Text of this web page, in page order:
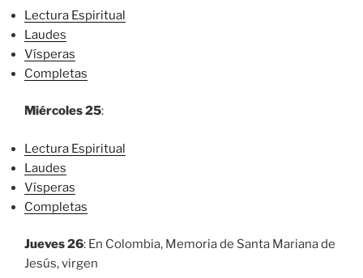
Lectura Espiritual
Laudes
Vísperas
Completas
Miércoles 25:
Lectura Espiritual
Laudes
Vísperas
Completas
Jueves 26: En Colombia, Memoria de Santa Mariana de
Jesús, virgen